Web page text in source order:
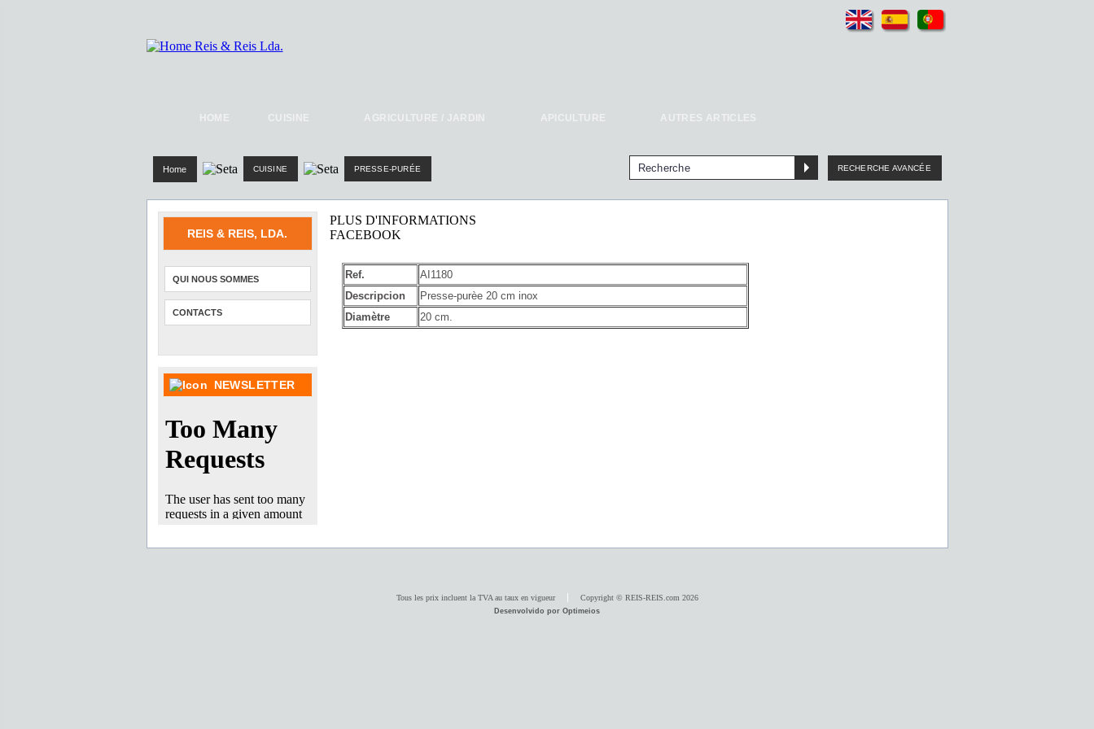
HOME CUISINE AGRICULTURE / JARDIN APICULTURE AUTRES ARTICLES
Home CUISINE PRESSE-PURÉE RECHERCHE AVANCÉE
REIS & REIS, LDA.
QUI NOUS SOMMES
CONTACTS
NEWSLETTER
PLUS D'INFORMATIONS
FACEBOOK
Ref.
AI1180
Descripcion
Presse-purèe 20 cm inox
Diamètre
20 cm.
Tous les prix incluent la TVA au taux en vigueur Copyright © REIS-REIS.com 2026
Desenvolvido por Optimeios